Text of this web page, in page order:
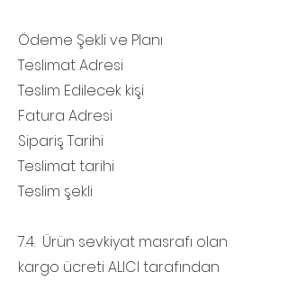
Ödeme Şekli ve Planı
Teslimat Adresi
Teslim Edilecek kişi
Fatura Adresi
Sipariş Tarihi
Teslimat tarihi
Teslim şekli
7.4. Ürün sevkiyat masrafı olan
kargo ücreti ALICI tarafından